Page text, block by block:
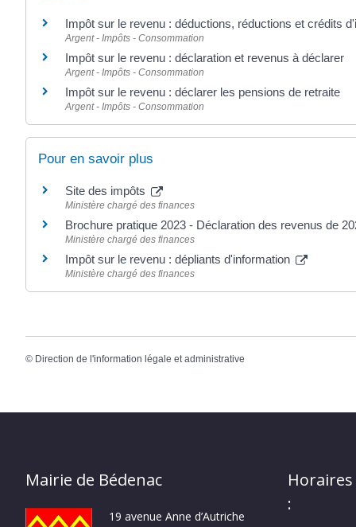
Impôt sur le revenu : déductions, réductions et crédits
Argent - Impôts - Consommation
Impôt sur le revenu : déclaration et revenus à déclarer
Argent - Impôts - Consommation
Impôt sur le revenu : déclarer les pensions de retraite
Argent - Impôts - Consommation
Pour en savoir plus
Site des impôts
Ministère chargé des finances
Brochure pratique 2023 - Déclaration des revenus de
Ministère chargé des finances
Impôt sur le revenu : dépliants d'information
Ministère chargé des finances
© Direction de l'information légale et administrative
Mairie de Bédenac
19 avenue Anne d’Autriche
: